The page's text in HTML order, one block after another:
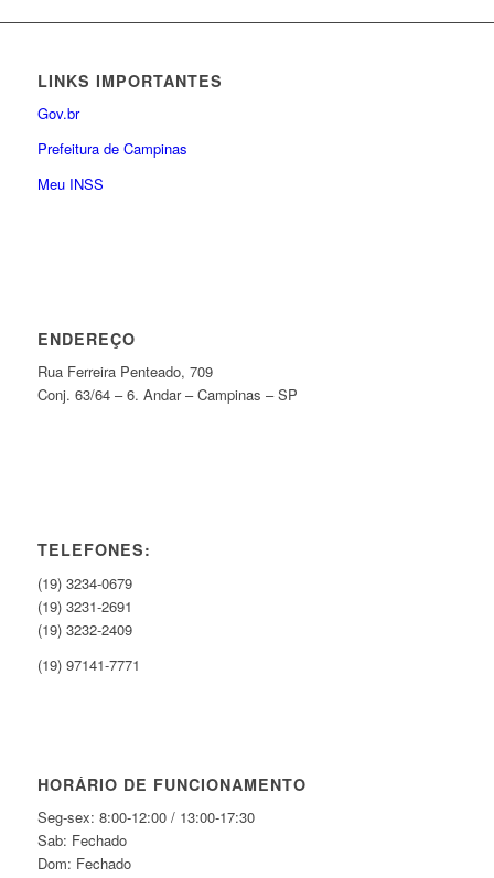
LINKS IMPORTANTES
Gov.br
Prefeitura de Campinas
Meu INSS
ENDEREÇO
Rua Ferreira Penteado, 709
Conj. 63/64 – 6. Andar – Campinas – SP
TELEFONES:
(19) 3234-0679
(19) 3231-2691
(19) 3232-2409
(19) 97141-7771
HORÁRIO DE FUNCIONAMENTO
Seg-sex: 8:00-12:00 / 13:00-17:30
Sab: Fechado
Dom: Fechado